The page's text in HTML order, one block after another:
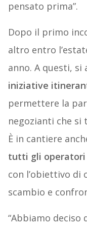
pensato prima”.
Dopo il primo
altro entro
anno. A questi, si
iniziative
permettere la
negozianti che
È in cantiere
tutti gli operatori
con l’obiettivo di
scambio e
“Abbiamo deciso